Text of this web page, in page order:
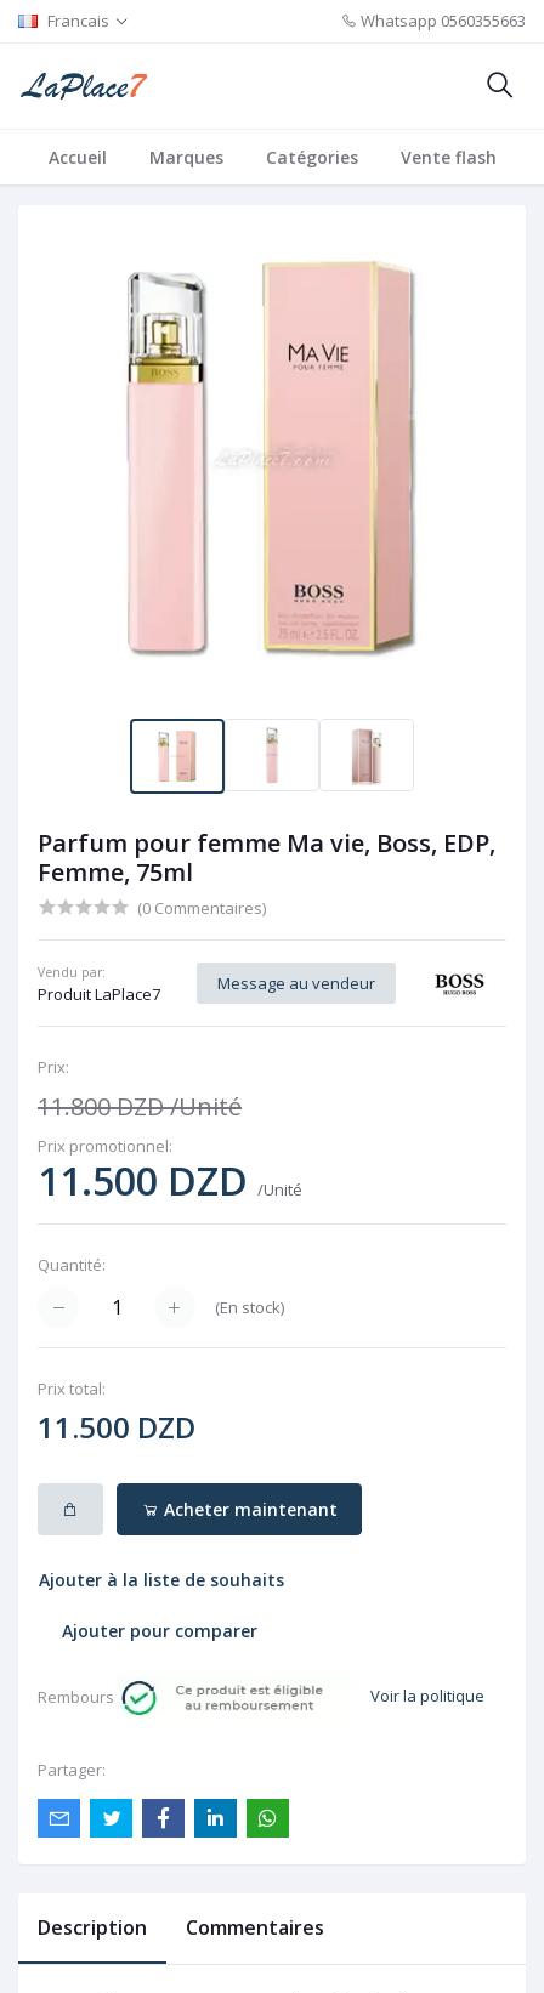
Francais Whatsapp 0560355663
Accueil Marques Catégories Vente flash
Parfum pour femme Ma vie, Boss, EDP,
Femme, 75ml
(0 Commentaires)
Vendu par:
Produit LaPlace7
Message au vendeur
Prix:
11.800 DZD/Unité
Prix ​​promotionnel:
11.500 DZD /Unité
Quantité:
(En stock)
Prix ​​total:
11.500 DZD
Acheter maintenant
Ajouter à la liste de souhaits
Ajouter pour comparer
Rembourser: Voir la politique
Partager:
Description Commentaires